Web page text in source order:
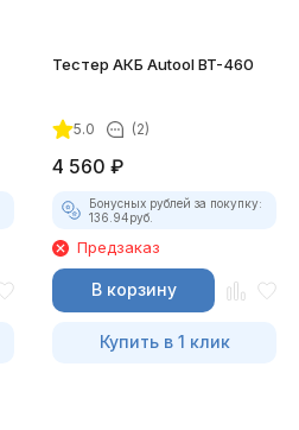
Тестер АКБ Autool BT-460
5.0 (2)
4 560 ₽
Бонусных рублей за покупку:
136.94руб.
Предзаказ
В корзину
Купить в 1 клик